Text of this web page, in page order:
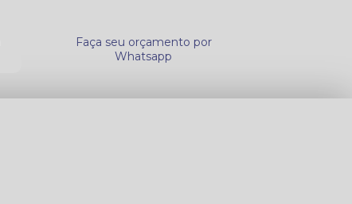
Faça seu orçamento por
Whatsapp